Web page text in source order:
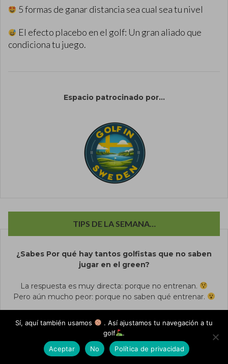
5 formas de ganar distancia sea cual sea tu nivel
El efecto placebo en el golf: Un gran aliado que
condiciona tu juego.
Espacio patrocinado por...
TIPS DE LA SEMANA…
¿Sabes Por qué hay tantos golfistas que no saben
jugar en el green?
La respuesta es muy directa: porque no entrenan.
Pero aún mucho peor: porque no saben qué entrenar.
Sí, aquí también usamos
. Así ajustamos tu navegación a tu
golf
.
Aceptar
No Política de privacidad